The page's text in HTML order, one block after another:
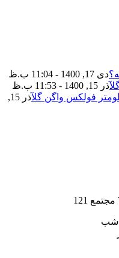
دی 17, 1400 - 11:04 ب.ظ
آذر 15, 1400 - 11:53 ب.ظ
فولکس واگن گل
آذر 15,